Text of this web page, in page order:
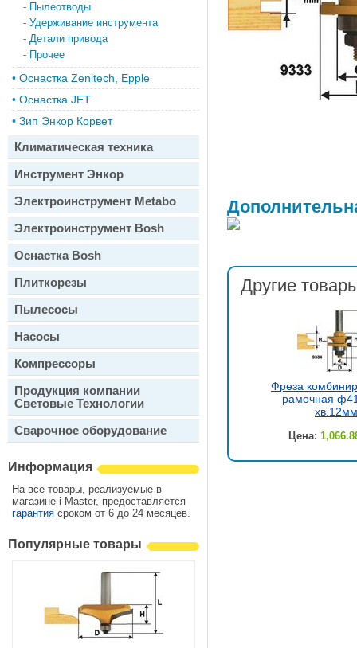
- Пылеотводы
- Удерживание инструмента
- Детали привода
- Прочее
• Оснастка Zenitech, Epple
• Оснастка JET
• Зип Энкор Корвет
Климатическая техника
Инструмент Энкор
Электроинструмент Metabo
Электроинструмент Bosh
Оснастка Bosh
Плиткорезы
Пылесосы
Насосы
Компрессоры
Продукция компании
Световые Технологии
Сварочное оборудование
Информация
На все товары, реализуемые в
магазине i-Master, предоставляется
гарантия сроком от 6 до 24 месяцев.
Популярные товары
Другие
Фреза
рамочная
хв.12мм
Цена: